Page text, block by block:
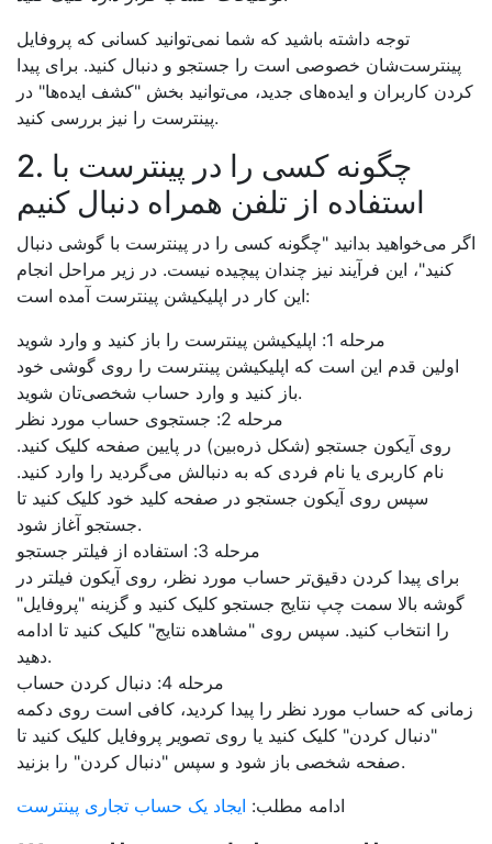
توجه داشته باشید که شما نمی‌توانید کسانی که پروفایل
پینترست‌شان خصوصی است را جستجو و دنبال کنید. برای پیدا
کردن کاربران و ایده‌های جدید، می‌توانید بخش "کشف ایده‌ها" در
پینترست را نیز بررسی کنید.
2. چگونه کسی را در پینترست با
استفاده از تلفن همراه دنبال کنیم
اگر می‌خواهید بدانید "چگونه کسی را در پینترست با گوشی دنبال
کنید"، این فرآیند نیز چندان پیچیده نیست. در زیر مراحل انجام
این کار در اپلیکیشن پینترست آمده است:
مرحله 1: اپلیکیشن پینترست را باز کنید و وارد شوید
اولین قدم این است که اپلیکیشن پینترست را روی گوشی خود
باز کنید و وارد حساب شخصی‌تان شوید.
مرحله 2: جستجوی حساب مورد نظر
روی آیکون جستجو (شکل ذره‌بین) در پایین صفحه کلیک کنید.
نام کاربری یا نام فردی که به دنبالش می‌گردید را وارد کنید.
سپس روی آیکون جستجو در صفحه کلید خود کلیک کنید تا
جستجو آغاز شود.
مرحله 3: استفاده از فیلتر جستجو
برای پیدا کردن دقیق‌تر حساب مورد نظر، روی آیکون فیلتر در
گوشه بالا سمت چپ نتایج جستجو کلیک کنید و گزینه "پروفایل"
را انتخاب کنید. سپس روی "مشاهده نتایج" کلیک کنید تا ادامه
دهید.
مرحله 4: دنبال کردن حساب
زمانی که حساب مورد نظر را پیدا کردید، کافی است روی دکمه
"دنبال کردن" کلیک کنید یا روی تصویر پروفایل کلیک کنید تا
صفحه شخصی باز شود و سپس "دنبال کردن" را بزنید.
ادامه مطلب: ایجاد یک حساب تجاری پینترست